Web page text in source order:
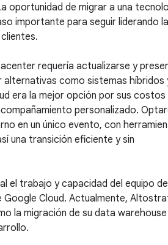
oportunidad de migrar a una
importante para seguir liderando la
requería actualizarse y
como sistemas híbridos
era la mejor opción por sus costos
personalizado.
en un único evento, con
una transición eficiente y sin
el trabajo y capacidad del equipo
Cloud. Actualmente,
la migración de su data warehouse